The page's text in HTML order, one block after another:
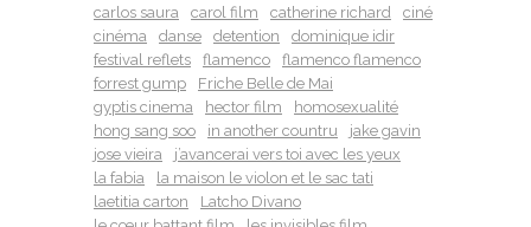
carlos saura
carol film catherine richard
ciné
cinéma
danse detention
dominique idir
festival reflets
flamenco
flamenco flamenco
forrest gump
Friche Belle de Mai
gyptis cinema
hector film
homosexualité
hong sang soo
in another countru
jake gavin
jose vieira
j’avancerai vers toi avec les yeux
la fabia
la maison le violon et le sac tati
laetitia carton
Latcho Divano